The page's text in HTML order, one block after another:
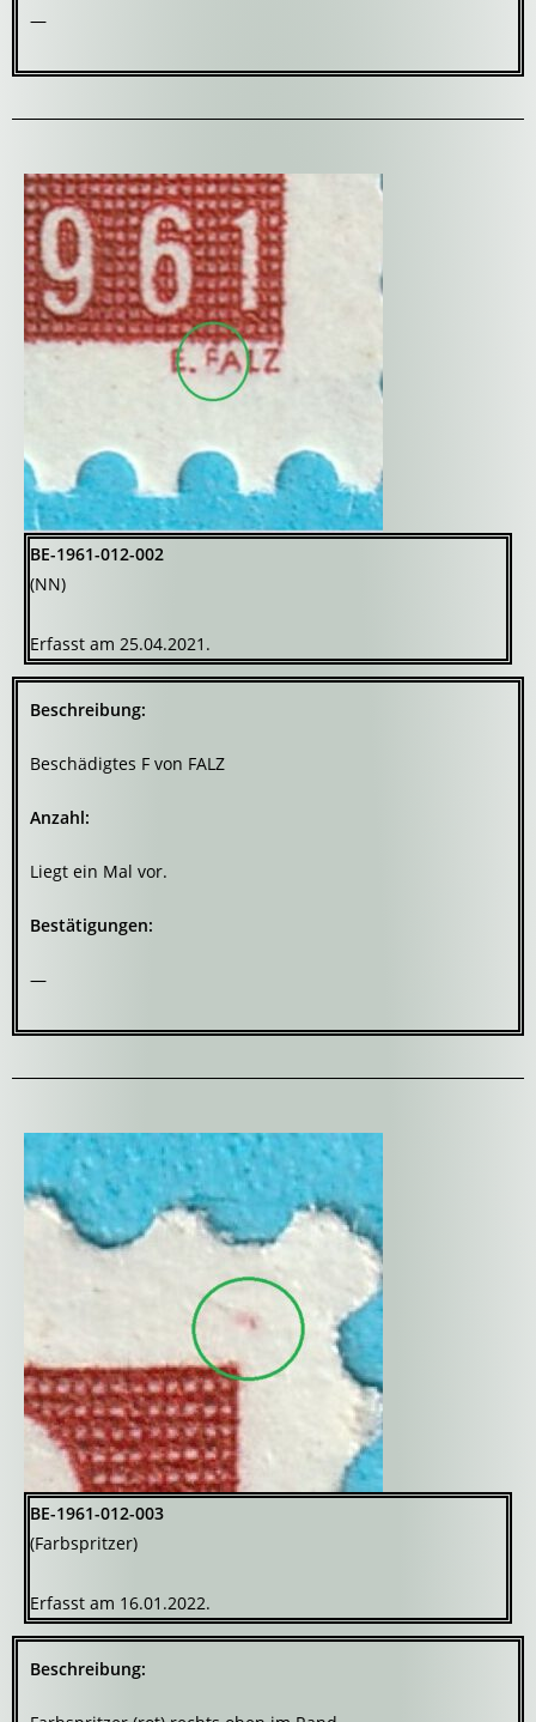
—
BE-1961-012-002
(NN)
Erfasst am 25.04.2021.
Beschreibung:
Beschädigtes F von FALZ
Anzahl:
Liegt ein Mal vor.
Bestätigungen:
—
BE-1961-012-003
(Farbspritzer)
Erfasst am 16.01.2022.
Beschreibung: